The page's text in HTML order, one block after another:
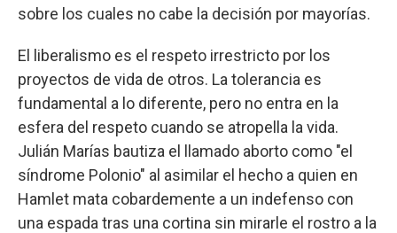
sobre los cuales no cabe la decisión por mayorías.
El liberalismo es el respeto irrestricto por los
proyectos de vida de otros. La tolerancia es
fundamental a lo diferente, pero no entra en la
esfera del respeto cuando se atropella la vida.
Julián Marías bautiza el llamado aborto como "el
síndrome Polonio" al asimilar el hecho a quien en
Hamlet mata cobardemente a un indefenso con
una espada tras una cortina sin mirarle el rostro a la